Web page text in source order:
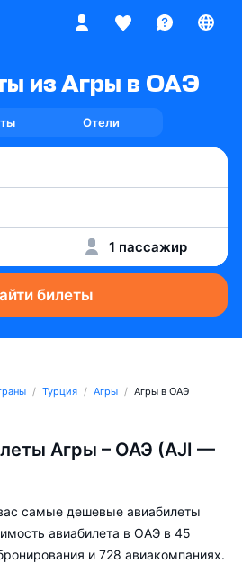
из Агры в ОАЭ
Отели
1 пассажир
билеты
Турция Агры Агры в ОАЭ
Агры – ОАЭ (AJI —
самые дешевые авиабилеты
авиабилета в ОАЭ в 45
и 728 авиакомпаниях.